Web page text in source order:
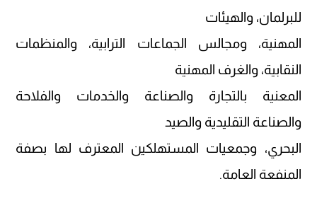
للبرلمان، والهيئات
المهنية، ومجالس الجماعات الترابية، والمنظمات
النقابية، والغرف المهنية
المعنية بالتجارة والصناعة والخدمات والفلاحة
والصناعة التقليدية والصيد
البحري، وجمعيات المستهلكين المعترف لها بصفة
المنفعة العامة.